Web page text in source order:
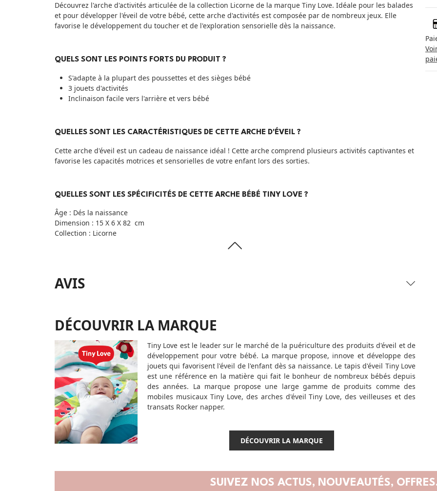
Découvrez l'arche d'activités articulée de la collection Licorne de la marque Tiny Love. Idéale pour les balades
et pour développer l'éveil de votre bébé, cette arche d'activités est composée par de nombreux jeux. Elle
favorise le développement du toucher et de l'exploration sensorielle dès la naissance.
QUELS SONT LES POINTS FORTS DU PRODUIT ?
S'adapte à la plupart des poussettes et des sièges bébé
3 jouets d'activités
Inclinaison facile vers l'arrière et vers bébé
QUELLES SONT LES CARACTÉRISTIQUES DE CETTE ARCHE D'ÉVEIL ?
Cette arche d'éveil est un cadeau de naissance idéal ! Cette arche comprend plusieurs activités captivantes et
favorise les capacités motrices et sensorielles de votre enfant lors des sorties.
QUELLES SONT LES SPÉCIFICITÉS DE CETTE ARCHE BÉBÉ TINY LOVE ?
Âge : Dés la naissance
Dimension : 15 X 6 X 82 cm
Collection : Licorne
AVIS
DÉCOUVRIR LA MARQUE
Tiny Love est le leader sur le marché de la puériculture des produits d'éveil et de
développement pour votre bébé. La marque propose, innove et développe des
jouets qui favorisent l'éveil de l'enfant dès sa naissance. Le tapis d'éveil Tiny Love
est une référence en la matière qui fait le bonheur de nombreux bébés depuis
des années. La marque propose une large gamme de produits comme des
mobiles musicaux Tiny Love, des arches d'éveil Tiny Love, des veilleuses et des
transats Rocker napper.
DÉCOUVRIR LA MARQUE
SUIVEZ NOS ACTUS, NOUVEAUTÉS,